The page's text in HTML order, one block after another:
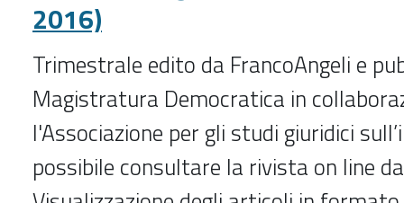
2016)
Trimestrale edito da FrancoAngeli e
Magistratura Democratica in
l'Associazione per gli studi giuridici
possibile consultare la rivista on line